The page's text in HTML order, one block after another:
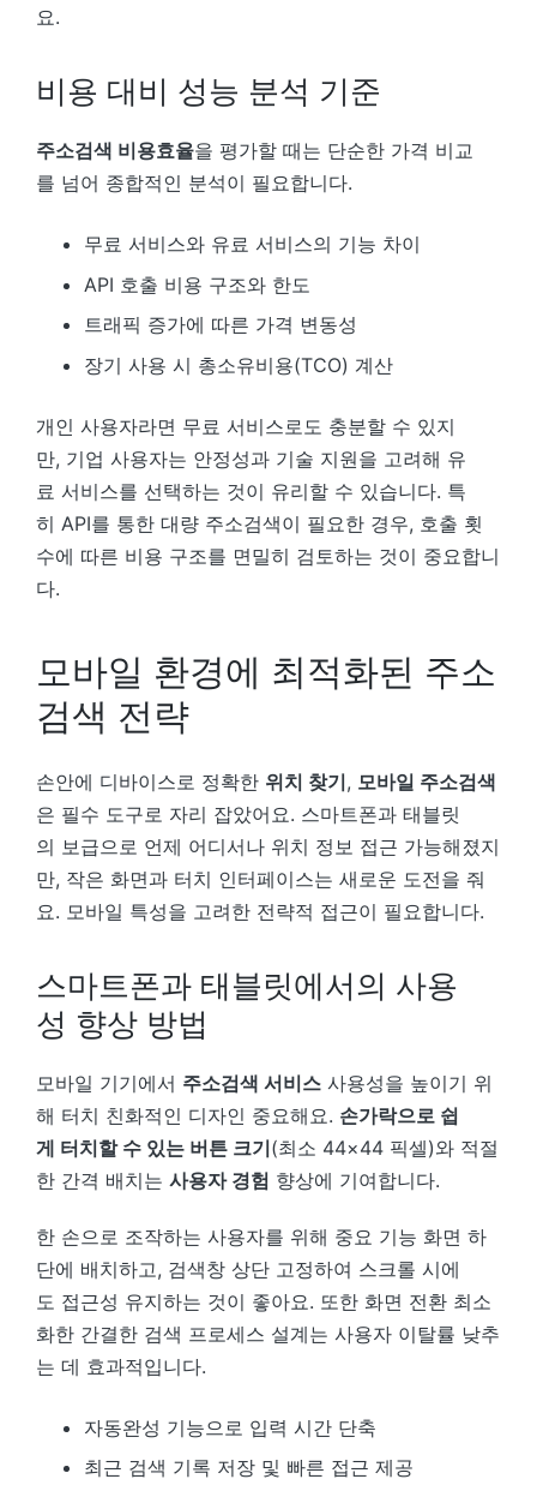
요.
비용 대비 성능 분석 기준
주소검색 비용효율을 평가할 때는 단순한 가격 비교
를 넘어 종합적인 분석이 필요합니다.
무료 서비스와 유료 서비스의 기능 차이
API 호출 비용 구조와 한도
트래픽 증가에 따른 가격 변동성
장기 사용 시 총소유비용(TCO) 계산
개인 사용자라면 무료 서비스로도 충분할 수 있지
만, 기업 사용자는 안정성과 기술 지원을 고려해 유
료 서비스를 선택하는 것이 유리할 수 있습니다. 특
히 API를 통한 대량 주소검색이 필요한 경우, 호출 횟
수에 따른 비용 구조를 면밀히 검토하는 것이 중요합니
다.
모바일 환경에 최적화된 주소
검색 전략
손안에 디바이스로 정확한 위치 찾기, 모바일 주소검색
은 필수 도구로 자리 잡았어요. 스마트폰과 태블릿
의 보급으로 언제 어디서나 위치 정보 접근 가능해졌지
만, 작은 화면과 터치 인터페이스는 새로운 도전을 줘
요. 모바일 특성을 고려한 전략적 접근이 필요합니다.
스마트폰과 태블릿에서의 사용
성 향상 방법
모바일 기기에서 주소검색 서비스 사용성을 높이기 위
해 터치 친화적인 디자인 중요해요. 손가락으로 쉽
게 터치할 수 있는 버튼 크기(최소 44×44 픽셀)와 적절
한 간격 배치는 사용자 경험 향상에 기여합니다.
한 손으로 조작하는 사용자를 위해 중요 기능 화면 하
단에 배치하고, 검색창 상단 고정하여 스크롤 시에
도 접근성 유지하는 것이 좋아요. 또한 화면 전환 최소
화한 간결한 검색 프로세스 설계는 사용자 이탈률 낮추
는 데 효과적입니다.
자동완성 기능으로 입력 시간 단축
최근 검색 기록 저장 및 빠른 접근 제공